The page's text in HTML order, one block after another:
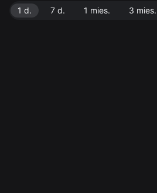
1 d. 7 d. 1 mies. 3 mies.